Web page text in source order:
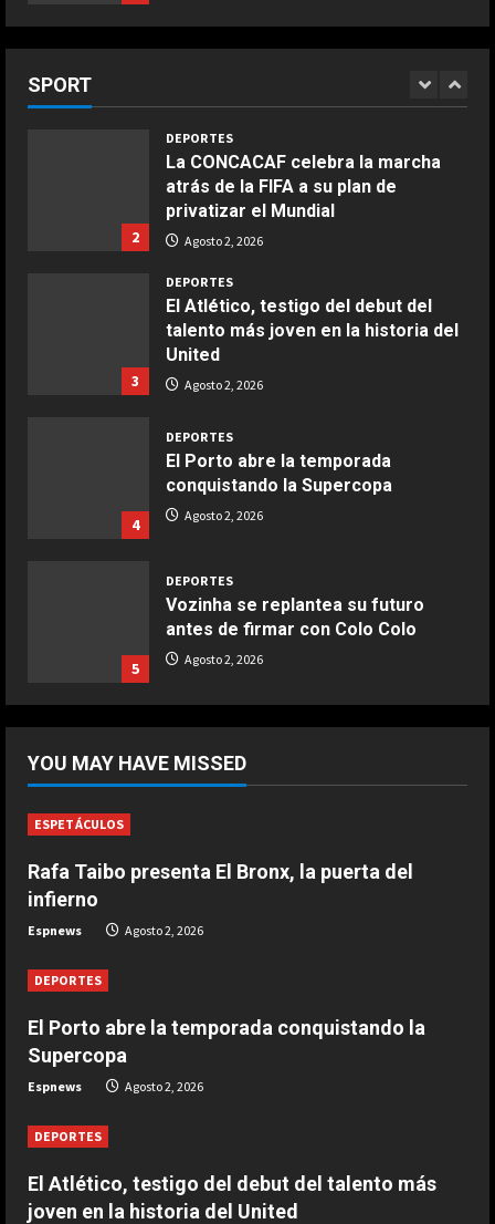
5
COCINA
COCINA
Ensalada de espinacas deliciosa
COCINA
Boquerones fritos en freidora de
aire
COCINA
Buñuelos de alcachofas
5
COCINA
Ternera guisada con senderuelas
SPORT
2
DEPORTES
La CONCACAF celebra la marcha
atrás de la FIFA a su plan de
privatizar el Mundial
Agosto 2, 2026
3
DEPORTES
El Atlético, testigo del debut del
talento más joven en la historia del
United
Agosto 2, 2026
4
DEPORTES
El Porto abre la temporada
conquistando la Supercopa
Agosto 2, 2026
5
DEPORTES
Vozinha se replantea su futuro
antes de firmar con Colo Colo
Agosto 2, 2026
esclarecer cómo surgió el
proyecto de Infantino
La CONCACAF celebra la marcha
privatizar el Mundial
3
El Atlético, testigo del debut del
El Porto abre la temporada
conquistando la Supercopa
YOU MAY HAVE MISSED
ESPETÁCULOS
Rafa Taibo presenta El Bronx, la puerta del
infierno
Espnews Agosto 2, 2026
DEPORTES
El Porto abre la temporada conquistando la
Supercopa
Espnews Agosto 2, 2026
DEPORTES
El Atlético, testigo del debut del talento más
joven en la historia del United